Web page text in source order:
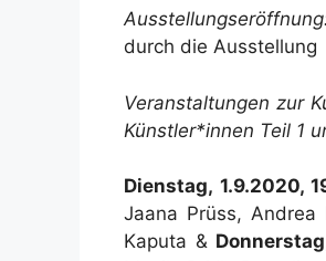
durch die Ausstellung
Veranstaltungen zur
Künstler*innen Teil 1
Dienstag, 1.9.2020,
Jaana Prüss,
Kaputa &